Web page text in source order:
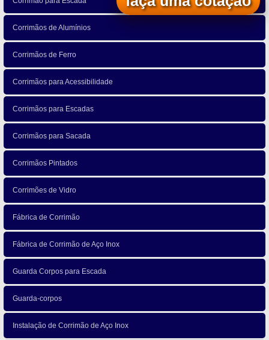
Corrimãos de Alumínios
Corrimãos de Ferro
Corrimãos para Acessibilidade
Corrimãos para Escadas
Corrimãos para Sacada
Corrimãos Pintados
Corrimões de Vidro
Fábrica de Corrimão
Fábrica de Corrimão de Aço Inox
Guarda Corpos para Escada
Guarda-corpos
Instalação de Corrimão de Aço Inox